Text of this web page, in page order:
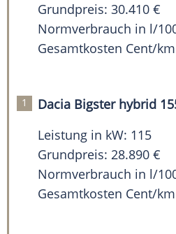
Grundpreis: 30.410 €
Normverbrauch in l/
Gesamtkosten Cent/
Dacia Bigster hybrid
Leistung in kW: 115
Grundpreis: 28.890 €
Normverbrauch in l/
Gesamtkosten Cent/